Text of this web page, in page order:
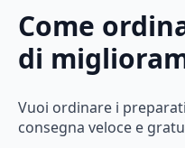
Come
di
Vuoi ordinare i
consegna veloce e